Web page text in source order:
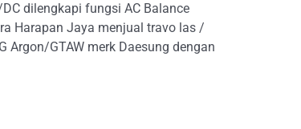
dilengkapi fungsi AC Balance
Harapan Jaya menjual travo las /
GTAW merk Daesung dengan